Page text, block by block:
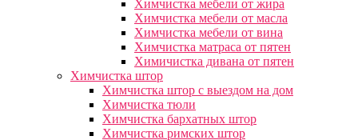
Химчистка мебели от жира
Химчистка мебели от масла
Химчистка мебели от вина
Химчистка матраса от пятен
Химичистка дивана от пятен
Химчистка штор
Химчистка штор с выездом на дом
Химчистка тюли
Химчистка бархатных штор
Химчистка римских штор